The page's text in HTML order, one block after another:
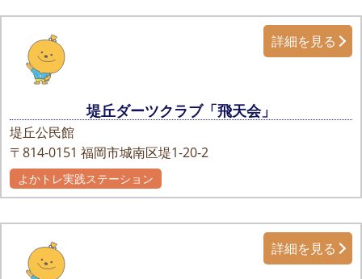
堤丘ダーツクラブ「飛天会」
堤丘公民館
〒814-0151 福岡市城南区堤1-20-2
詳細を見る
よかトレ実践ステーション
詳細を見る